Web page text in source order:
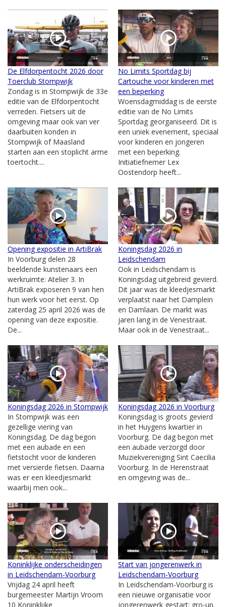
De Elfdorpentocht 2026 door
Toerclub Stompwijk
Zondag is in Stompwijk de 33e
editie van de Elfdorpentocht
verreden. Fietsers uit de
omgeving maar ook van ver
daarbuiten konden in
Stompwijk of Maasland
starten aan een stoplicht arme
toertocht....
No Limits Sportdag bij
Cartouche voor kinderen met
een beperking
Woensdagmiddag is de eerste
editie van de No Limits
Sportdag georganiseerd. Dit is
een uniek evenement, speciaal
voor kinderen en jongeren
met een beperking.
Initiatiefnemer Lex
Oostendorp heeft...
Opening expositie in ArtiBrak
In Voorburg delen 28
beeldende kunstenaars een
werkruimte: Atelier 3. In
ArtiBrak exposeren 9 van hen
hun werk voor het eerst. Op
zaterdag 25 april 2026 was de
opening van deze expositie.
De...
Koningsdag 2026 in
Leidschendam
Ook in Leidschendam is
Koningsdag uitgebreid gevierd.
Dit jaar was de kleedjesmarkt
verplaatst naar het Damplein
en Damlaan. De markt was
jaren lang in de Venestraat.
Maar ook in de Venestraat...
Koningsdag 2026 in Stompwijk
In Stompwijk was een
gezellige viering van
Koningsdag. De dag begon
met een aubade en een
fietstocht voor de kinderen
met versierde fietsen. Daarna
was er een kleedjesmarkt
waarbij men ook...
Koningsdag 2026 in Voorburg
Koningsdag is groots gevierd
in het Huygens kwartier in
Voorburg. De dag begon met
een aubade verzorgd door
Muziekvereniging Sint Caecilia
Voorburg. In de Herenstraat
en omgeving was de...
Koninklijke onderscheidingen
in Leidschendam-Voorburg
Vrijdag 24 april heeft
burgemeester Martijn Vroom
10 Koninklijke
Start van jongerenwerk in
Leidschendam-Voorburg
In Leidschendam-Voorburg is
een nieuwe organisatie voor
jongerenwerk gestart; gro-up.